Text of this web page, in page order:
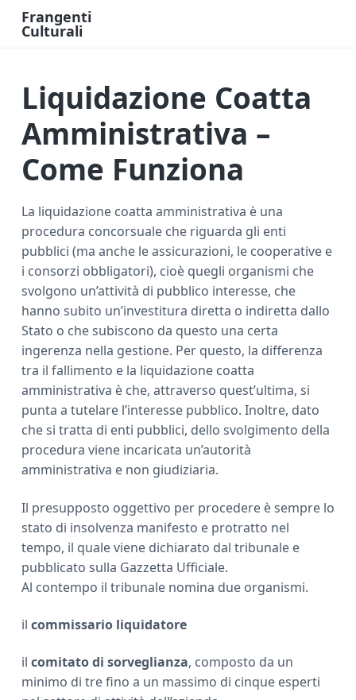
Frangenti
Culturali
r
e
i
n
n
z
O
n
l
i
n
e
Liquidazione Coatta
Amministrativa –
Come Funziona
La liquidazione coatta amministrativa è una
procedura concorsuale che riguarda gli enti
pubblici (ma anche le assicurazioni, le cooperative e
i consorzi obbligatori), cioè quegli organismi che
svolgono un’attività di pubblico interesse, che
hanno subito un’investitura diretta o indiretta dallo
Stato o che subiscono da questo una certa
ingerenza nella gestione. Per questo, la differenza
tra il fallimento e la liquidazione coatta
amministrativa è che, attraverso quest’ultima, si
punta a tutelare l’interesse pubblico. Inoltre, dato
che si tratta di enti pubblici, dello svolgimento della
procedura viene incaricata un’autorità
amministrativa e non giudiziaria.
Il presupposto oggettivo per procedere è sempre lo
stato di insolvenza manifesto e protratto nel
tempo, il quale viene dichiarato dal tribunale e
pubblicato sulla Gazzetta Ufficiale.
Al contempo il tribunale nomina due organismi.
il commissario liquidatore
il comitato di sorveglianza, composto da un
minimo di tre fino a un massimo di cinque esperti